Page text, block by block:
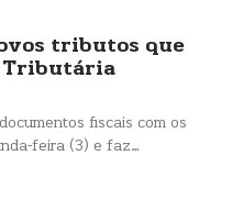
tributos que
Tributária
fiscais com os
feira (3) e faz…